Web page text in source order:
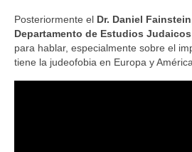
Posteriormente el Dr. Daniel
Departamento de Estudios Judaicos
para hablar, especialmente sobre el
tiene la judeofobia en Europa y